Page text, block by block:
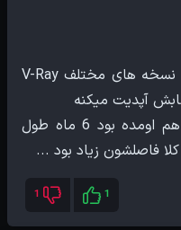
چقدر جالبه که کیاس خیلی سریع نسخه های مختلف V-Ray
یادمه اوائل که وی ری برای مایا هم اومده بود 6 ماه طول
فاصلشون زیاد بود ...
1
1